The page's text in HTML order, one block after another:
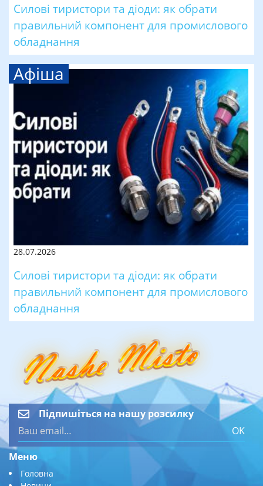
Силові тиристори та діоди: як обрати
правильний компонент для промислового
обладнання
Афіша
28.07.2026
Силові тиристори та діоди: як обрати
правильний компонент для промислового
обладнання
Підпишіться на нашу розсилку
OK
Меню
Головна